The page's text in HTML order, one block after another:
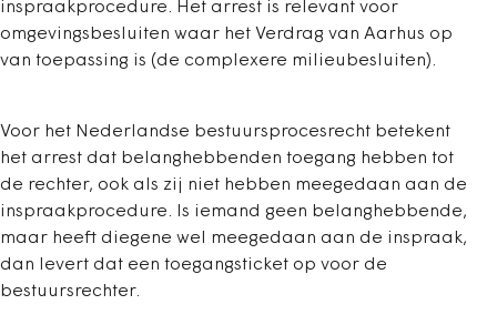
inspraakprocedure. Het arrest is relevant voor
omgevingsbesluiten waar het Verdrag van Aarhus op
van toepassing is (de complexere milieubesluiten).
Voor het Nederlandse bestuursprocesrecht betekent
het arrest dat belanghebbenden toegang hebben tot
de rechter, ook als zij niet hebben meegedaan aan de
inspraakprocedure. Is iemand geen belanghebbende,
maar heeft diegene wel meegedaan aan de inspraak,
dan levert dat een toegangsticket op voor de
bestuursrechter.